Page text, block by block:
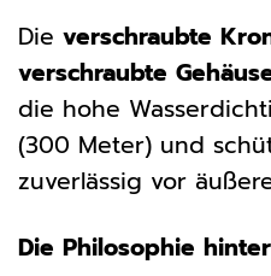
Die verschraubte
verschraubte
die hohe
(300 Meter) und
zuverlässig vor
Die Philosophie